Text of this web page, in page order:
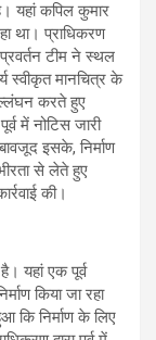
यहां कपिल कुमार
था। प्राधिकरण
टीम ने स्थल
स्वीकृत मानचित्र के
करते हुए
में नोटिस जारी
इसके, निर्माण
से लेते हुए
की।
यहां एक पूर्व
किया जा रहा
कि निर्माण के लिए